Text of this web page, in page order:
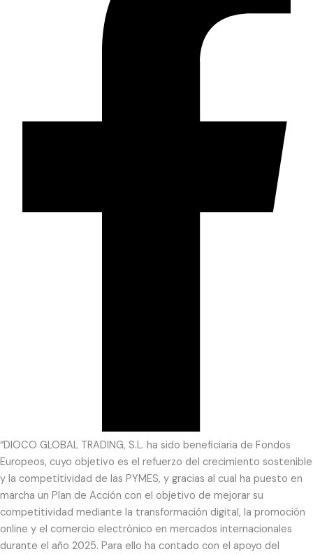
“DIOCO GLOBAL TRADING, S.L. ha sido beneficiaria de Fondos
Europeos, cuyo objetivo es el refuerzo del crecimiento sostenible
y la competitividad de las PYMES, y gracias al cual ha puesto en
marcha un Plan de Acción con el objetivo de mejorar su
competitividad mediante la transformación digital, la promoción
online y el comercio electrónico en mercados internacionales
durante el año 2025. Para ello ha contado con el apoyo del